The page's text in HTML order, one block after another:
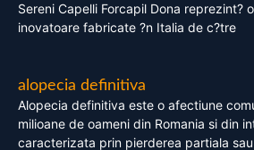
Sereni Capelli Forcapil Dona reprezint?
inovatoare fabricate ?n Italia de c?tre
alopecia definitiva
Alopecia definitiva este o afectiune
milioane de oameni din Romania si din
caracterizata prin pierderea partiala